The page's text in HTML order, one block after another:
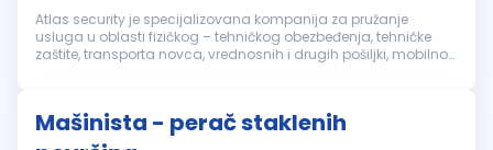
Atlas security je specijalizovana kompanija za pružanje
usluga u oblasti fizičkog – tehničkog obezbeđenja, tehničke
zaštite, transporta novca, vrednosnih i drugih pošiljki, mobilnog
Mašinista - perač staklenih